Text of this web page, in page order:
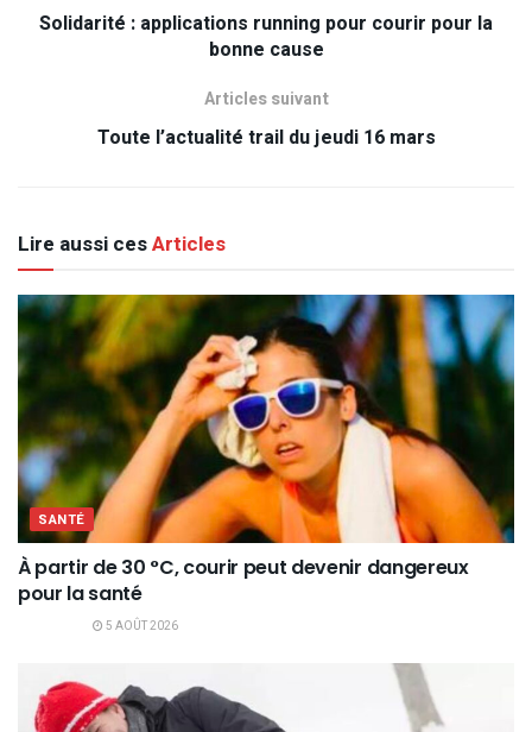
Solidarité : applications running pour courir pour la
bonne cause
Articles suivant
Toute l’actualité trail du jeudi 16 mars
Lire aussi cesArticles
SANTÉ
À partir de 30 °C, courir peut devenir dangereux
pour la santé
5 AOÛT 2026